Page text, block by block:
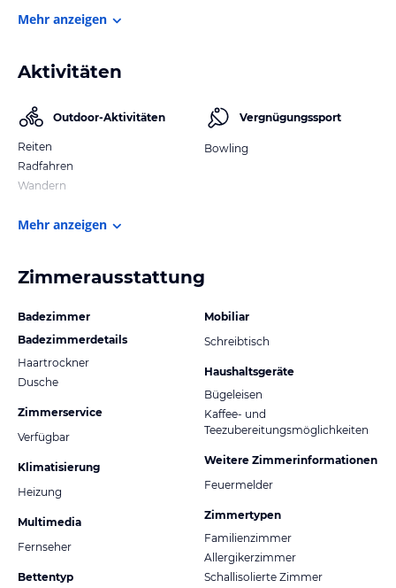
Mehr anzeigen
Aktivitäten
Outdoor-Aktivitäten
Reiten
Radfahren
Wandern
Vergnügungssport
Bowling
Mehr anzeigen
Zimmerausstattung
Badezimmer
Badezimmerdetails
Haartrockner
Dusche
Zimmerservice
Verfügbar
Klimatisierung
Heizung
Multimedia
Fernseher
Bettentyp
Mobiliar
Schreibtisch
Haushaltsgeräte
Bügeleisen
Kaffee- und
Teezubereitungsmöglichkeiten
Weitere Zimmerinformationen
Feuermelder
Zimmertypen
Familienzimmer
Allergikerzimmer
Schallisolierte Zimmer